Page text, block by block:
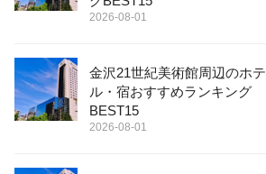
2026-08-01
金沢21世紀美術館周辺のホテ
ル・宿おすすめランキング
BEST15
2026-08-01